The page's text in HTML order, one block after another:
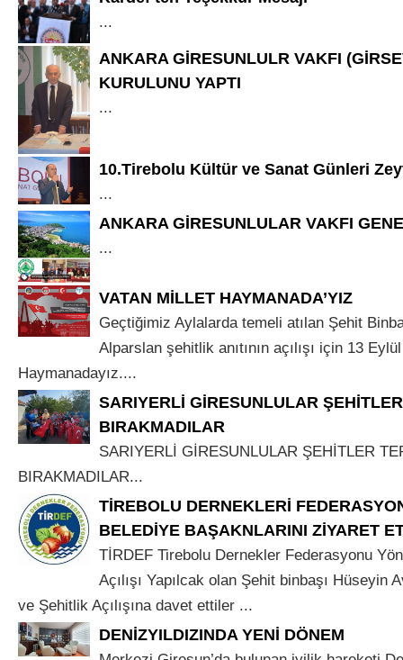
...
ANKARA GİRESUNLULR VAKFI
KURULUNU YAPTI
...
10.Tirebolu Kültür ve Sanat Günleri
...
ANKARA GİRESUNLULAR VAKFI
...
VATAN MİLLET HAYMANADA’YIZ
Geçtiğimiz Aylalarda temeli atılan Şehit
Alparslan şehitlik anıtının açılışı için 13
Haymanadayız....
SARIYERLİ GİRESUNLULAR
BIRAKMADILAR
SARIYERLİ GİRESUNLULAR ŞEHİTLER
BIRAKMADILAR...
TİREBOLU DERNEKLERİ
BELEDİYE BAŞAKNLARINI ZİYARET
TİRDEF Tirebolu Dernekler Federasyonu
Açılışı Yapılcak olan Şehit binbaşı Hüseyin
ve Şehitlik Açılışına davet ettiler ...
DENİZYILDIZINDA YENİ DÖNEM